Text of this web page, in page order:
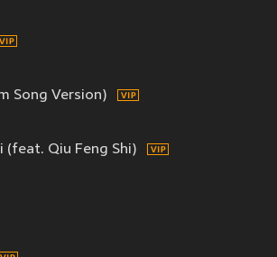
Song Version)
(feat. Qiu Feng Shi)